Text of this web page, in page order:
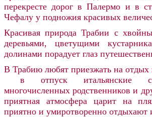
перекресте дорог в Палермо и в
Чефалу у подножия красивых
Красивая природа Трабии с
деревьями, цветущими
долинами порадует глаз
В Трабию любят приезжать на
в отпуск итальянские
многочисленных родственников и
приятная атмосфера царит на
приятно и умиротворенно отдыхают